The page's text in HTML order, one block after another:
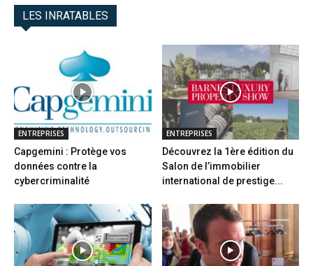
LES INRATABLES
ENTREPRISES
Capgemini : Protège vos
données contre la
cybercriminalité
ENTREPRISES
Découvrez la 1ère édition du
Salon de l’immobilier
international de prestige...